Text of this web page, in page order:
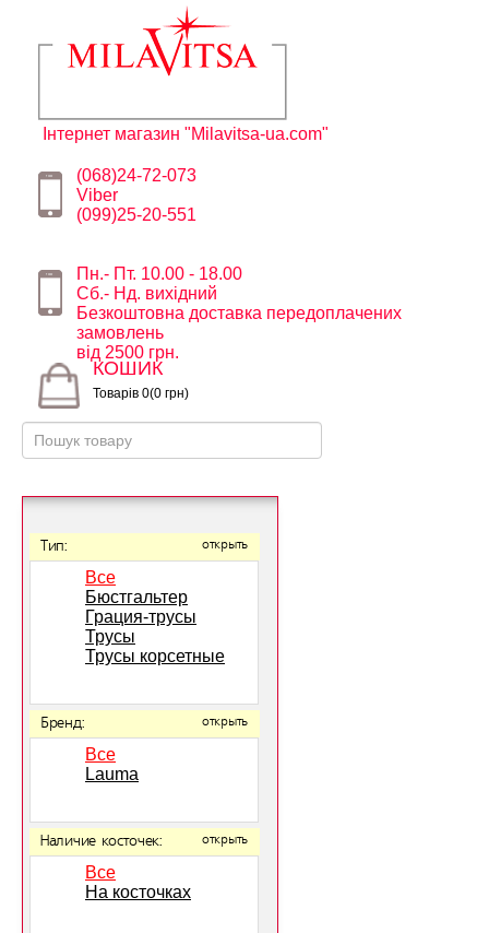
Інтернет магазин "Milavitsa-ua.com"
(068)24-72-073
Viber
(099)25-20-551
Пн.- Пт. 10.00 - 18.00
Сб.- Нд. вихідний
Безкоштовна доставка передоплачених
замовлень
від 2500 грн.
КОШИК
Товарів 0(0 грн)
Тип: открыть
Все
Бюстгальтер
Грация-трусы
Трусы
Трусы корсетные
Бренд: открыть
Все
Lauma
Наличие косточек: открыть
Все
На косточках